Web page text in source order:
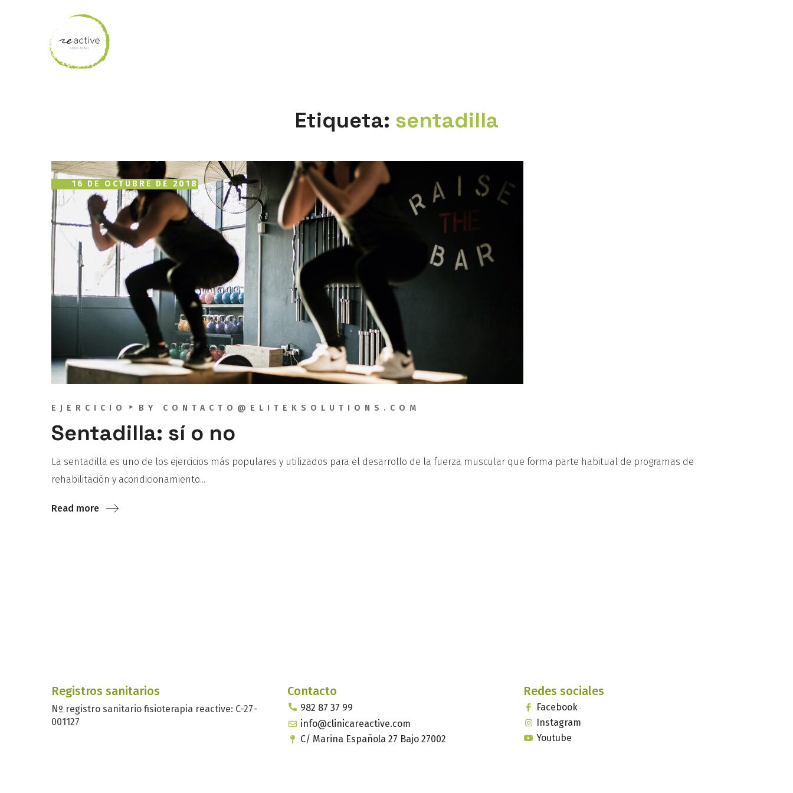
Etiqueta: sentadilla
16 DE OCTUBRE DE 2018
EJERCICIO BY CONTACTO@ELITEKSOLUTIONS.COM
Sentadilla: sí o no
La sentadilla es uno de los ejercicios más populares y utilizados para el desarrollo de la fuerza muscular que forma parte habitual de programas de
rehabilitación y acondicionamiento...
Read more
Registros sanitarios
Nº registro sanitario fisioterapia reactive: C-27-
001127
Contacto
982 87 37 99
info@clinicareactive.com
C/ Marina Española 27 Bajo 27002
Redes sociales
Facebook
Instagram
Youtube